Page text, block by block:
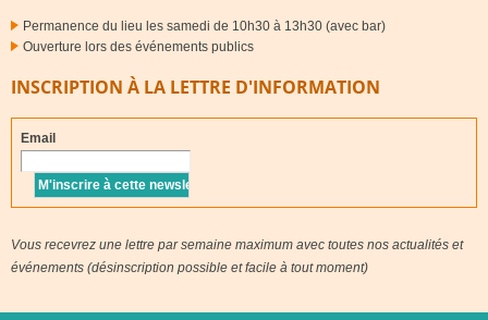
Permanence du lieu les samedi de 10h30 à 13h30 (avec bar)
Ouverture lors des événements publics
INSCRIPTION À LA LETTRE D'INFORMATION
Email
Vous recevrez une lettre par semaine maximum avec toutes nos actualités et
événements (désinscription possible et facile à tout moment)